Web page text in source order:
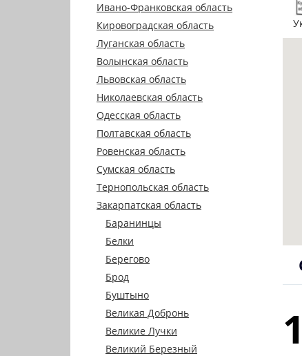
Ивано-Франковская область
Кировоградская область
Луганская область
Волынская область
Львовская область
Николаевская область
Одесская область
Полтавская область
Ровенская область
Сумская область
Тернопольская область
Закарпатская область
Баранинцы
Белки
Берегово
Брод
Буштыно
Великая Добронь
Великие Лучки
Великий Березный